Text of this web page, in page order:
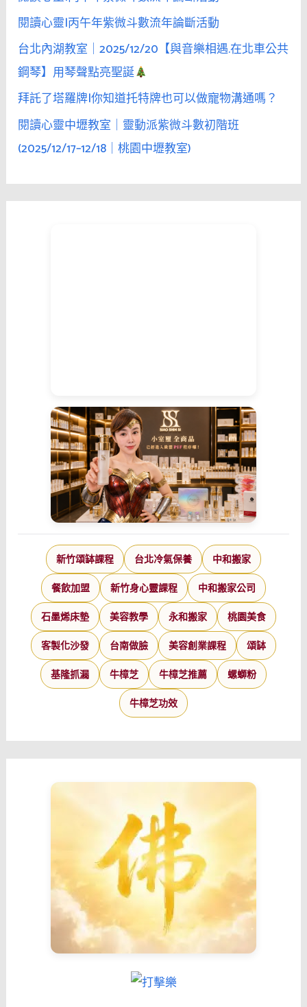
閱讀心靈|丙午年紫微斗數流年論斷活動
台北內湖教室｜2025/12/20【與音樂相遇.在北車公共
鋼琴】用琴聲點亮聖誕
拜託了塔羅牌|你知道托特牌也可以做寵物溝通嗎？
閱讀心靈中壢教室｜靈動派紫微斗數初階班
(2025/12/17–12/18｜桃園中壢教室)
新竹頌缽課程 台北冷氣保養 中和搬家
餐飲加盟 新竹身心靈課程 中和搬家公司
石墨烯床墊 美容教學 永和搬家 桃園美食
客製化沙發 台南做臉 美容創業課程 頌缽
基隆抓漏 牛樟芝 牛樟芝推薦 螺螄粉
牛樟芝功效